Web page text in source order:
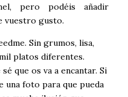
pero podéis añadir
vuestro gusto.
Sin grumos, lisa,
platos diferentes.
que os va a encantar. Si
una foto para que pueda